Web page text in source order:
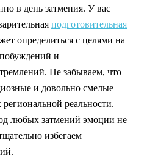
в день затмения. У вас
подготовительная
определиться с целями на
и
Не забываем, что
и довольно смелые
реальности.
любых затмений эмоции не
избегаем